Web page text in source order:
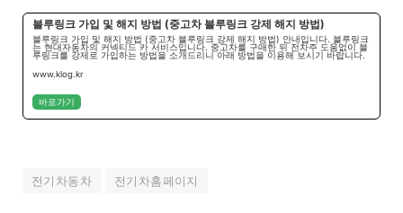
블루링크 가입 및 해지 방법 (중고차 블루링크 강제 해지 방법)
블루링크 가입 및 해지 방법 (중고차 블루링크 강제 해지 방법) 안내입니다. 블루링크
는 현대자동차의 커넥티드 카 서비스입니다. 중고차를 구매한 뒤 전차주 도움없이 블
루링크를 강제로 가입하는 방법을 소개드리니 아래 방법을 이용해 보시기 바랍니다.
www.klog.kr
바로가기
전기차동차 전기차홈페이지